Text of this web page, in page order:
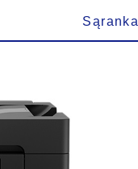
Sąranka